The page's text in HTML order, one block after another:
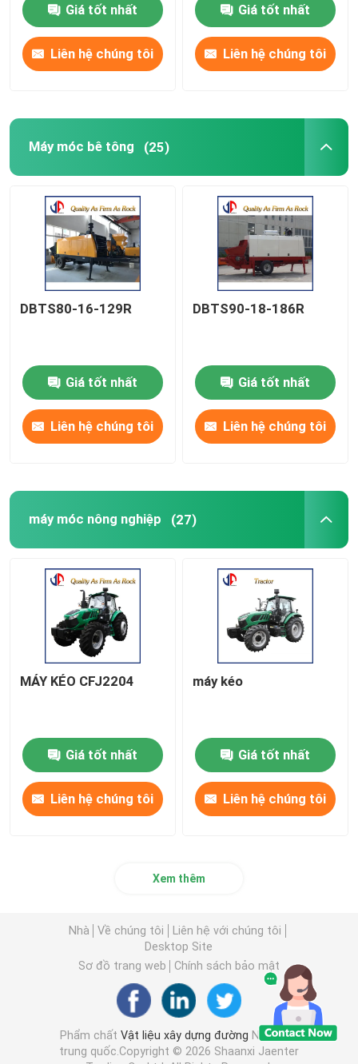
Máy chế tạo đường bộ
Máy đào
Xe tải và xe đặc biệt
Phụ tùng
Máy phá băng rung
Giá tốt nhất
Liên hệ chúng tôi
Giá tốt nhất
Liên hệ chúng tôi
Máy móc bê tông (25)
DBTS80-16-129R
Giá tốt nhất
Liên hệ chúng tôi
DBTS90-18-186R
Giá tốt nhất
Liên hệ chúng tôi
máy móc nông nghiệp (27)
MÁY KÉO CFJ2204
Giá tốt nhất
Liên hệ chúng tôi
máy kéo
Giá tốt nhất
Liên hệ chúng tôi
Xem thêm
Nhà Về chúng tôi
Liên hệ với chúng tôi
Desktop Site
Sơ đồ trang web
Chính sách bảo mật
Phẩm chất Vật liệu xây dựng đường Nhà máy
trung quốc.Copyright © 2026 Shaanxi Jaenter